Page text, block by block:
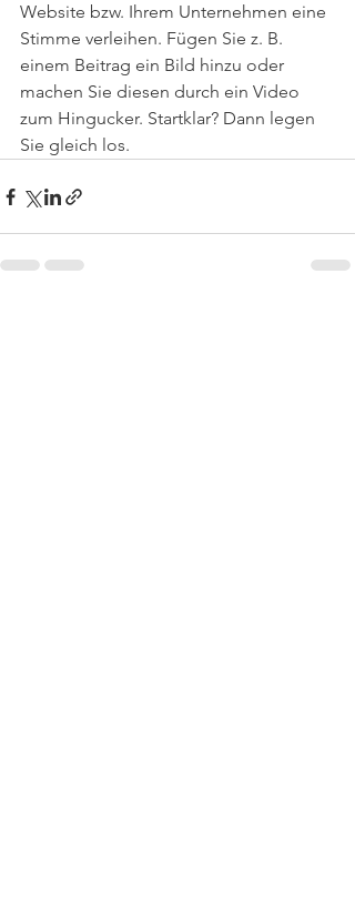
Website bzw. Ihrem Unternehmen eine
Stimme verleihen. Fügen Sie z. B.
einem Beitrag ein Bild hinzu oder
machen Sie diesen durch ein Video
zum Hingucker. Startklar? Dann legen
Sie gleich los.